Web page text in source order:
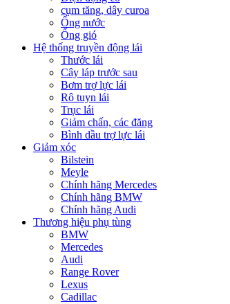
cụm tăng, dây curoa
Ống nước
Ống gió
Hệ thống truyền động lái
Thước lái
Cây láp trước sau
Bơm trợ lực lái
Rô tuyn lái
Trục lái
Giảm chấn, các đăng
Bình dầu trợ lực lái
Giảm xóc
Bilstein
Meyle
Chính hãng Mercedes
Chính hãng BMW
Chính hãng Audi
Thương hiệu phụ tùng
BMW
Mercedes
Audi
Range Rover
Lexus
Cadillac